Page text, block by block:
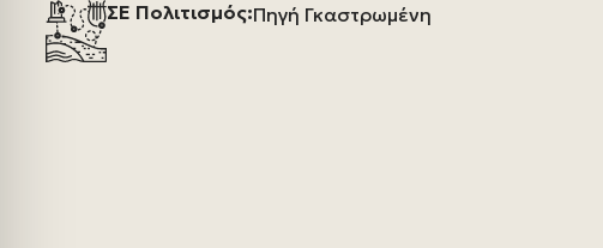
ΣΕ Πολιτισμός:Πηγή Γκαστρωμένη